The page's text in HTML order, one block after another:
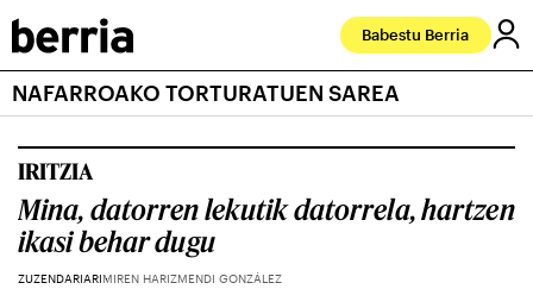
Babestu Berria
NAFARROAKO TORTURATUEN SAREA
IRITZIA
Mina, datorren lekutik datorrela, hartzen
ikasi behar dugu
ZUZENDARIARIMIREN HARIZMENDI GONZÁLEZ